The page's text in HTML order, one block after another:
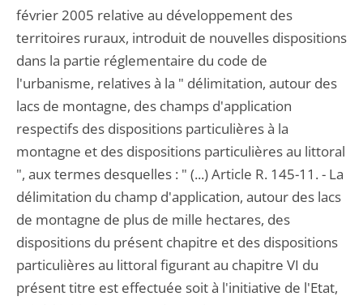
février 2005 relative au développement des
territoires ruraux, introduit de nouvelles dispositions
dans la partie réglementaire du code de
l'urbanisme, relatives à la " délimitation, autour des
lacs de montagne, des champs d'application
respectifs des dispositions particulières à la
montagne et des dispositions particulières au littoral
", aux termes desquelles : " (...) Article R. 145-11. - La
délimitation du champ d'application, autour des lacs
de montagne de plus de mille hectares, des
dispositions du présent chapitre et des dispositions
particulières au littoral figurant au chapitre VI du
présent titre est effectuée soit à l'initiative de l'Etat,